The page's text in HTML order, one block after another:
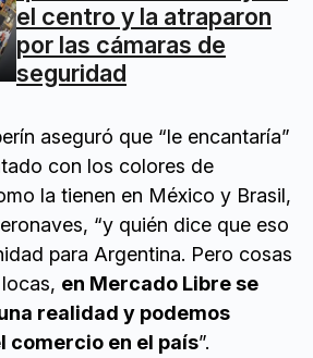
el centro y la atraparon
por las cámaras de
seguridad
aseguró que “le encantaría”
con los colores de
la tienen en México y Brasil,
“y quién dice que eso
para Argentina. Pero cosas
en Mercado Libre se
realidad y podemos
comercio en el país”.